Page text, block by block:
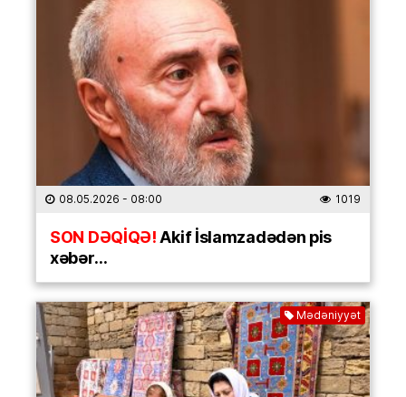
08.05.2026 - 08:00 1019
SON DƏQİQƏ!Akif İslamzadədən pis
xəbər…
Mədəniyyət